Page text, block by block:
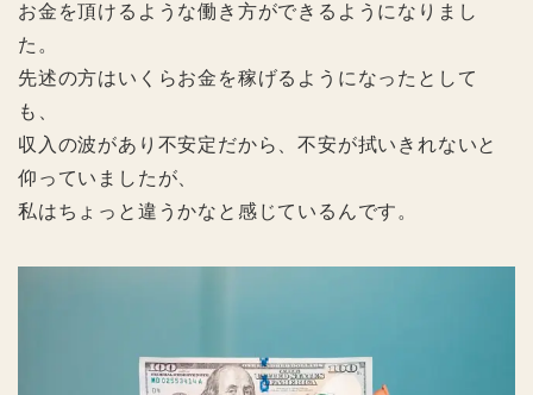
お金を頂けるような働き方ができるようになりまし
た。
先述の方はいくらお金を稼げるようになったとして
も、
収入の波があり不安定だから、不安が拭いきれないと
仰っていましたが、
私はちょっと違うかなと感じているんです。